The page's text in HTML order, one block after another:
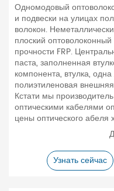
Одномодовый
и подвески на улицах
волокон.
плоский
прочности FRP.
паста, заполненная
компонента, втулка,
полиэтиленовая
Кстати мы
оптическими кабелями
цены оптического абеля
Узнать сейчас